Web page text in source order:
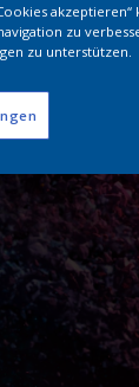
zu
zu unterstützen.